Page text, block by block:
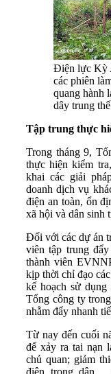
Điện lực Kỳ
các phiên
quang hành
dây trung
Tập trung thực
Trong tháng 9,
thực hiện kiểm
khai các giải
doanh dịch vụ
điện an toàn, ổn
xã hội và dân sinh
Đối với các dự án
viên tập trung
thành viên
kịp thời chỉ đạo
kế hoạch sử
Tổng công ty
nhằm đẩy nhanh
Từ nay đến cuối
để xảy ra tai nạn
chủ quan; giảm